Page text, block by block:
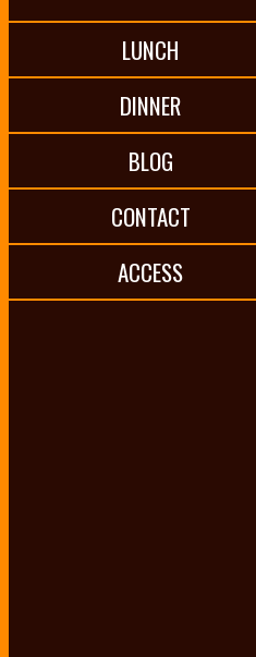
LUNCH
DINNER
BLOG
CONTACT
ACCESS